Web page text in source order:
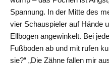
Spannung. In der Mitte des
vier Schauspieler auf Hände
Ellbogen angewinkelt. Bei
Fußboden ab und mit rufen
sie?“ „Die Zähne fallen mir